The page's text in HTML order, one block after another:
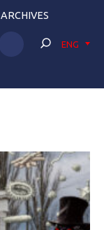
ARCHIVES
ENG